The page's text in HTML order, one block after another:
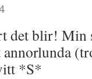
det blir! Min
annorlunda
*S*